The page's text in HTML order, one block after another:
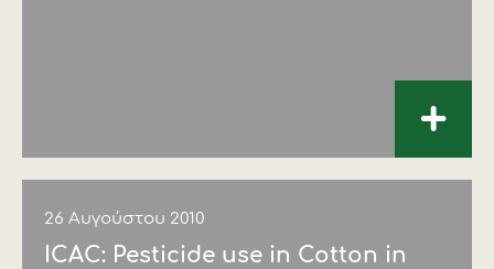
+
26 Αυγούστου 2010
ICAC: Pesticide use in Cotton in